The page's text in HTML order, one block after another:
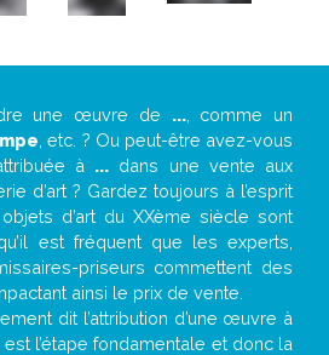
une œuvre de ..., comme un
, etc. ? Ou peut-être avez-vous
à ... dans une vente aux
d’art ? Gardez toujours à l’esprit
d’art du XXème siècle sont
est fréquent que les experts,
priseurs commettent des
ainsi le prix de vente.
dit l’attribution d’une œuvre à
l’étape fondamentale et donc la